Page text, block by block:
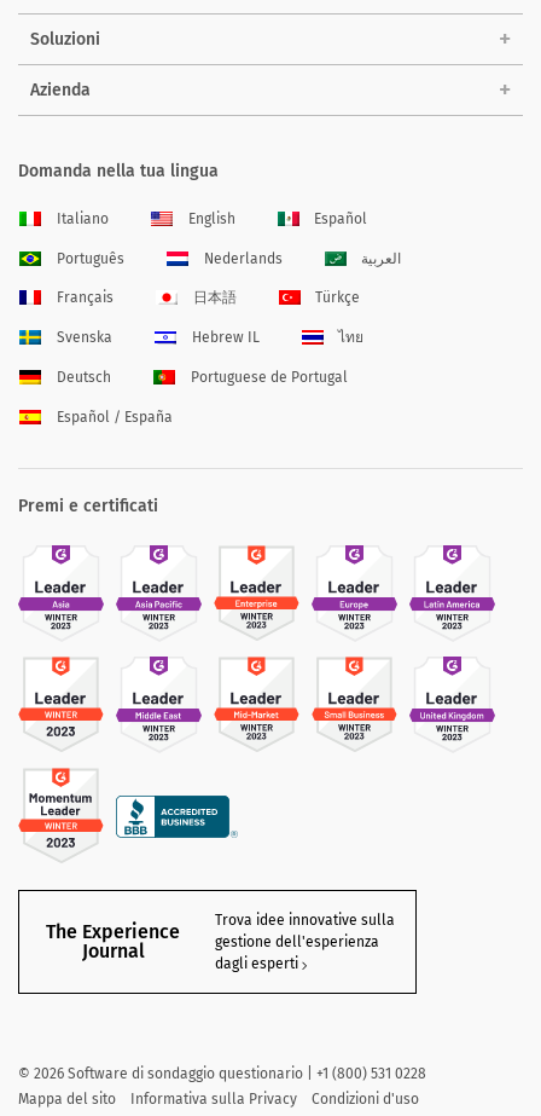
Soluzioni
Azienda
Domanda nella tua lingua
Italiano English Español
Português Nederlands العربية
Français 日本語 Türkçe
Svenska Hebrew IL ไทย
Deutsch Portuguese de Portugal
Español / España
Premi e certificati
The Experience
Journal
Trova idee innovative sulla
gestione dell'esperienza
dagli esperti
© 2026 Software di sondaggio questionario | +1 (800) 531 0228
Mappa del sito
Informativa sulla Privacy Condizioni d'uso